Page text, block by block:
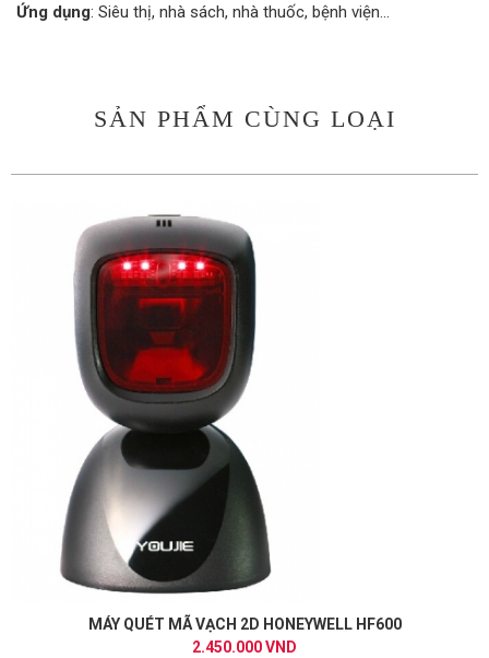
Ứng dụng: Siêu thị, nhà sách, nhà thuốc, bệnh viện...
SẢN PHẨM CÙNG LOẠI
MÁY QUÉT MÃ VẠCH 2D HONEYWELL HF600
2.450.000 VND